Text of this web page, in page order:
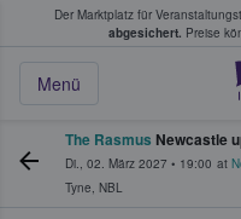
Der Marktplatz für
abgesichert. Preise
Menü
Tickets kaufen
The Rasmus Newcastle
Di., 02. März 2027 • 19:00 at
Tyne, NBL